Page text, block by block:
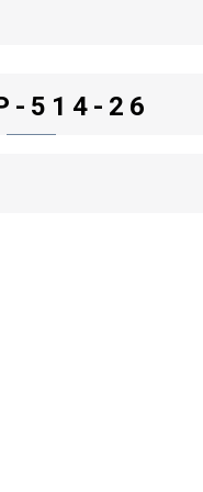
514-26